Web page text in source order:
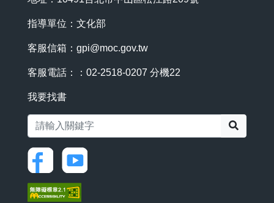
指導單位：文化部
客服信箱： gpi@moc.gov.tw
客服電話：：02-2518-0207 分機22
我要找書